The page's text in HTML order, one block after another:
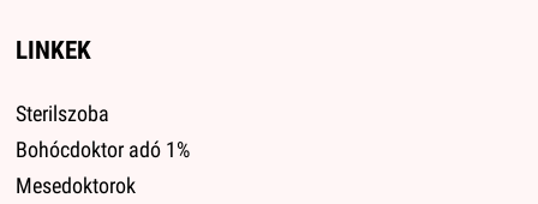
LINKEK
Sterilszoba
Bohócdoktor adó 1%
Mesedoktorok